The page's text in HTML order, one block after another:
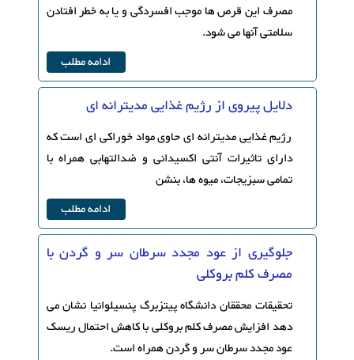
مصرف این قرص ها موجب افسردگی و یا به خطر افتادن
سلامتی آنها می شود.
ادامه مطلب
دلایل پیروی از رژیم غذایی مدیترانه ای
رژیم غذایی مدیترانه ای حاوی مواد خوراکی ای است که
دارای تاثیرات آنتی اکسیدانی و ضدالتهابی همراه با
تمامی سبزیجات، میوه ها، بنشن
ادامه مطلب
جلوگیری از عود مجدد سرطان سر و گردن با
مصرف کلم بروکلی
تحقیقات محققان دانشگاه پیتزبرگ پنسیلوانیا نشان می
دهد افزایش مصرف کلم بروکلی با کاهش احتمال ریسک
عود مجدد سرطان سر و گردن همراه است.